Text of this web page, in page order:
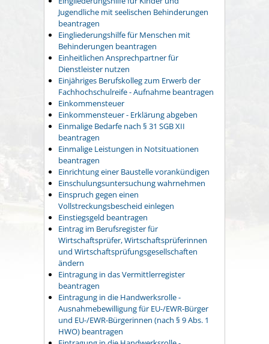
Jugendliche mit seelischen Behinderungen
beantragen
Eingliederungshilfe für Menschen mit
Behinderungen beantragen
Einheitlichen Ansprechpartner für
Dienstleister nutzen
Einjähriges Berufskolleg zum Erwerb der
Fachhochschulreife - Aufnahme beantragen
Einkommensteuer
Einkommensteuer - Erklärung abgeben
Einmalige Bedarfe nach § 31 SGB XII
beantragen
Einmalige Leistungen in Notsituationen
beantragen
Einrichtung einer Baustelle vorankündigen
Einschulungsuntersuchung wahrnehmen
Einspruch gegen einen
Vollstreckungsbescheid einlegen
Einstiegsgeld beantragen
Eintrag im Berufsregister für
Wirtschaftsprüfer, Wirtschaftsprüferinnen
und Wirtschaftsprüfungsgesellschaften
ändern
Eintragung in das Vermittlerregister
beantragen
Eintragung in die Handwerksrolle -
Ausnahmebewilligung für EU-/EWR-Bürger
und EU-/EWR-Bürgerinnen (nach § 9 Abs. 1
HWO) beantragen